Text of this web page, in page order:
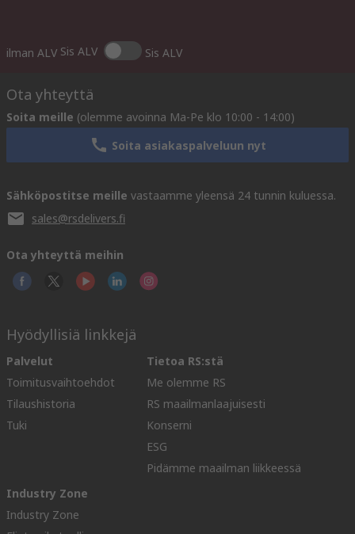
ilman ALV Sis ALV Sis ALV
Ota yhteyttä
Soita meille (olemme avoinna Ma-Pe klo 10:00 - 14:00)
Soita asiakaspalveluun nyt
Sähköpostitse meille vastaamme yleensä 24 tunnin kuluessa.
sales@rsdelivers.fi
Ota yhteyttä meihin
Hyödyllisiä linkkejä
Palvelut
Toimitusvaihtoehdot
Tilaushistoria
Tuki
Tietoa RS:stä
Me olemme RS
RS maailmanlaajuisesti
Konserni
ESG
Pidämme maailman liikkeessä
Industry Zone
Industry Zone